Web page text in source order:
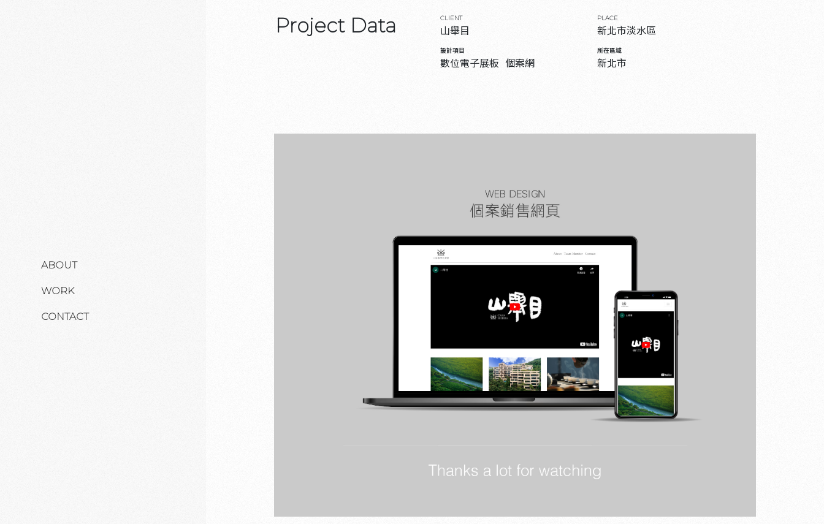
ABOUT
WORK
CONTACT
Project Data CLIENT
山舉目
PLACE
新北市淡水區
設計項目
數位電子展板 個案網
所在區域
新北市